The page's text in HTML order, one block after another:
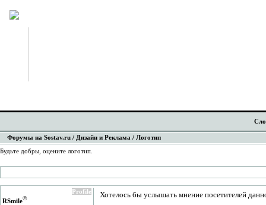
Форумы на Sostav.ru / Дизайн и Реклама / Логотип
Будьте добры, оцените логотип.
Profile
RSmile© Хотелось бы услышать мнение посетителей